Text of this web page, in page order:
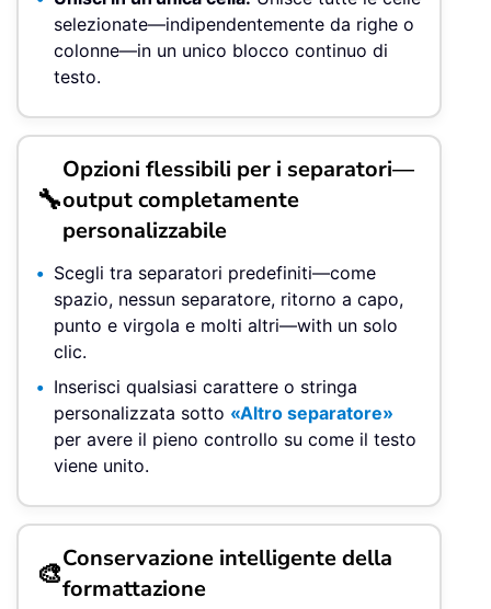
selezionate—indipendentemente da righe o
colonne—in un unico blocco continuo di
testo.
🔧
Opzioni flessibili per i separatori—
output completamente
personalizzabile
Scegli tra separatori predefiniti—come
spazio, nessun separatore, ritorno a capo,
punto e virgola e molti altri—with un solo
clic.
Inserisci qualsiasi carattere o stringa
personalizzata sotto «Altro separatore»
per avere il pieno controllo su come il testo
viene unito.
🎨Conservazione intelligente della
formattazione